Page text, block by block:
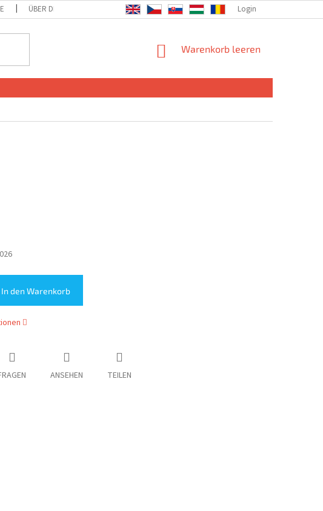
ÜBER DIE GESELLSCHAFT Login
WARENKORB
Warenkorb leeren
In den Warenkorb
ANSEHEN TEILEN